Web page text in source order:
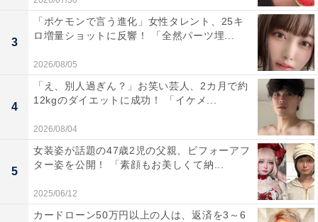
3
「ポケモンで言う進化」女性タレント、25キ
ロ増量ショットに反響！ 「全然パーツ埋...
2026/08/05
4
「え、別人過ぎん？」お笑い芸人、2カ月で約
12kgのダイエットに成功！ 「イケメ...
2026/08/04
5
女装姿が話題の47歳2児の父親、ビフォーアフ
ター姿を公開！ 「素顔もお美しくて納...
2025/06/12
カードローン50万円以上の人は、返済を3～6